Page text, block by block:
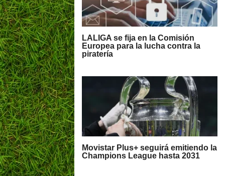
LALIGA se fija en la Comisión
Europea para la lucha contra la
piratería
Movistar Plus+ seguirá emitiendo la
Champions League hasta 2031